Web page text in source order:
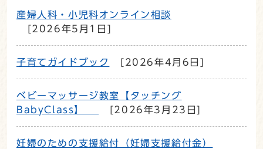
産婦人科・小児科オンライン相談
[2026年5月1日]
子育てガイドブック [2026年4月6日]
ベビーマッサージ教室【タッチング
BabyClass】
[2026年3月23日]
妊婦のための支援給付（妊婦支援給付金）